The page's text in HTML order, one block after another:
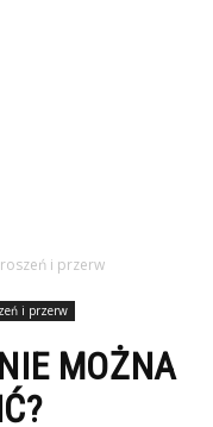
i przerw
i przerw
MOŻNA